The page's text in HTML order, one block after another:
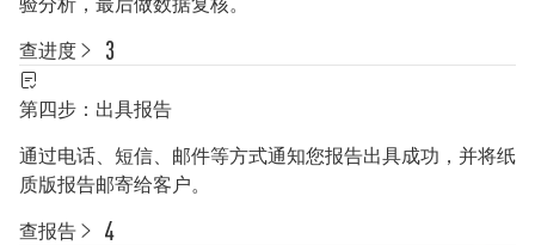
查进度
第四步：出具报告
通过电话、短信、邮件等方式通知您报告出具成功，并将纸
质版报告邮寄给客户。
查报告